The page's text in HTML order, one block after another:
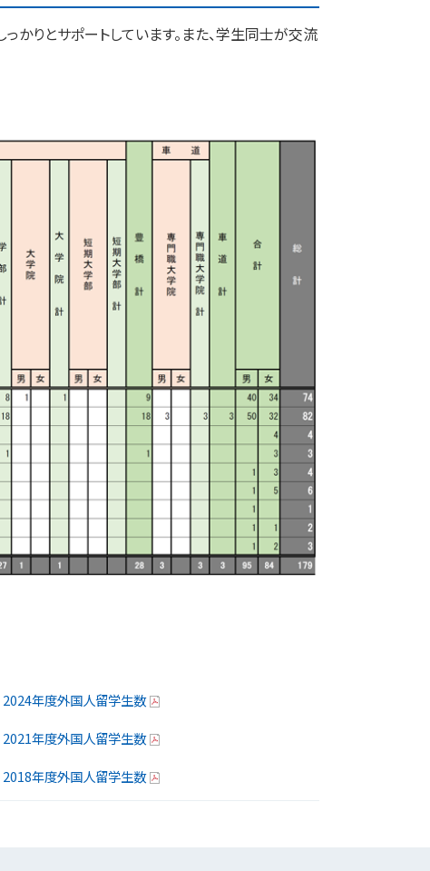
かりとサポートしています。また、学生同士が交流
2024年度外国人留学生数
2021年度外国人留学生数
2018年度外国人留学生数